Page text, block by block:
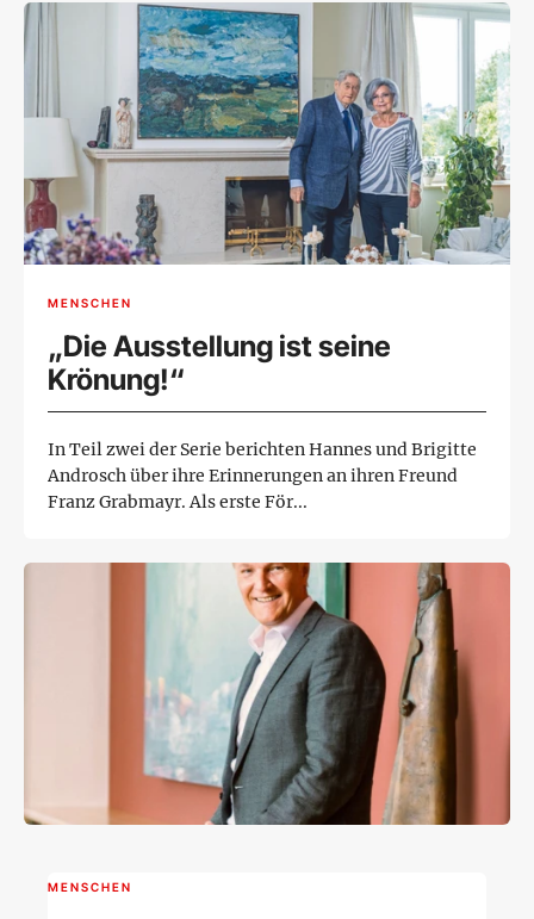
MENSCHEN
„Die Ausstellung ist seine
Krönung!“
In Teil zwei der Serie berichten Hannes und Brigitte
Androsch über ihre Erinnerungen an ihren Freund
Franz Grabmayr. Als erste För...
MENSCHEN